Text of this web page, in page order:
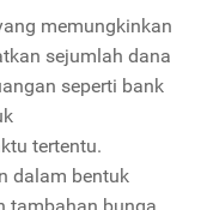
memungkinkan
sejumlah dana
seperti bank
tertentu.
dalam bentuk